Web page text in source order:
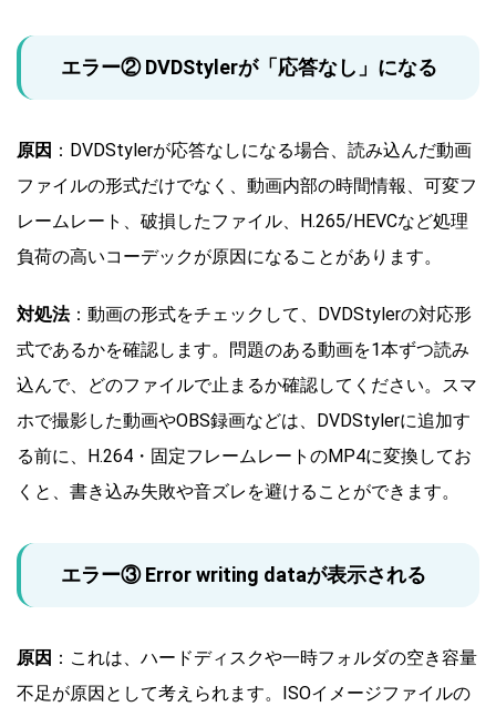
エラー② DVDStylerが「応答なし」になる
原因 ：DVDStylerが応答なしになる場合、読み込んだ動画
ファイルの形式だけでなく、動画内部の時間情報、可変フ
レームレート、破損したファイル、H.265/HEVCなど処理
負荷の高いコーデックが原因になることがあります。
対処法：動画の形式をチェックして、DVDStylerの対応形
式であるかを確認します。問題のある動画を1本ずつ読み
込んで、どのファイルで止まるか確認してください。スマ
ホで撮影した動画やOBS録画などは、DVDStylerに追加す
る前に、H.264・固定フレームレートのMP4に変換してお
くと、書き込み失敗や音ズレを避けることができます。
エラー③ Error writing dataが表示される
原因 ：これは、ハードディスクや一時フォルダの空き容量
不足が原因として考えられます。ISOイメージファイルの